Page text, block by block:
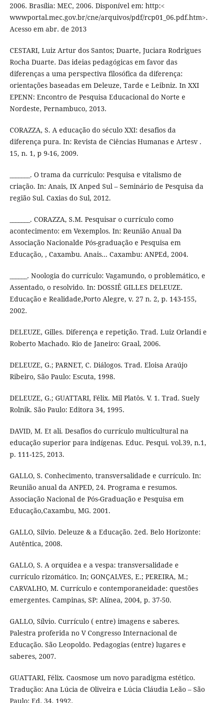
2006. Brasília: MEC, 2006. Disponível em: http:<
wwwportal.mec.gov.br/cne/arquivos/pdf/rcp01_06.pdf.htm>.
Acesso em abr. de 2013
CESTARI, Luiz Artur dos Santos; Duarte, Juciara Rodrigues
Rocha Duarte. Das ideias pedagógicas em favor das
diferenças a uma perspectiva filosófica da diferença:
orientações baseadas em Deleuze, Tarde e Leibniz. In XXI
EPENN: Encontro de Pesquisa Educacional do Norte e
Nordeste, Pernambuco, 2013.
CORAZZA, S. A educação do século XXI: desafios da
diferença pura. In: Revista de Ciências Humanas e Artesv .
15, n. 1, p 9-16, 2009.
_______. O trama da currículo: Pesquisa e vitalismo de
criação. In: Anais, IX Anped Sul – Seminário de Pesquisa da
região Sul. Caxias do Sul, 2012.
_______. CORAZZA, S.M. Pesquisar o currículo como
acontecimento: em Vexemplos. In: Reunião Anual Da
Associação Nacionalde Pós-graduação e Pesquisa em
Educação, , Caxambu. Anais... Caxambu: ANPEd, 2004.
______. Noologia do currículo: Vagamundo, o problemático, e
Assentado, o resolvido. In: DOSSIÊ GILLES DELEUZE.
Educação e Realidade,Porto Alegre, v. 27 n. 2, p. 143-155,
2002.
DELEUZE, Gilles. Diferença e repetição. Trad. Luiz Orlandi e
Roberto Machado. Rio de Janeiro: Graal, 2006.
DELEUZE, G.; PARNET, C. Diálogos. Trad. Eloisa Araújo
Ribeiro, São Paulo: Escuta, 1998.
DELEUZE, G.; GUATTARI, Félix. Mil Platôs. V. 1. Trad. Suely
Rolnik. São Paulo: Editora 34, 1995.
DAVID, M. Et ali. Desafios do currículo multicultural na
educação superior para indígenas. Educ. Pesqui. vol.39, n.1,
p. 111-125, 2013.
GALLO, S. Conhecimento, transversalidade e currículo. In:
Reunião anual da ANPED, 24. Programa e resumos.
Associação Nacional de Pós-Graduação e Pesquisa em
Educação,Caxambu, MG. 2001.
GALLO, Silvio. Deleuze & a Educação. 2ed. Belo Horizonte:
Autêntica, 2008.
GALLO, S. A orquídea e a vespa: transversalidade e
currículo rizomático. In; GONÇALVES, E.; PEREIRA, M.;
CARVALHO, M. Currículo e contemporaneidade: questões
emergentes. Campinas, SP: Alínea, 2004, p. 37-50.
GALLO, Sílvio. Currículo ( entre) imagens e saberes.
Palestra proferida no V Congresso Internacional de
Educação. São Leopoldo. Pedagogias (entre) lugares e
saberes, 2007.
GUATTARI, Félix. Caosmose um novo paradigma estético.
Tradução: Ana Lúcia de Oliveira e Lúcia Cláudia Leão – São
Paulo: Ed. 34, 1992.